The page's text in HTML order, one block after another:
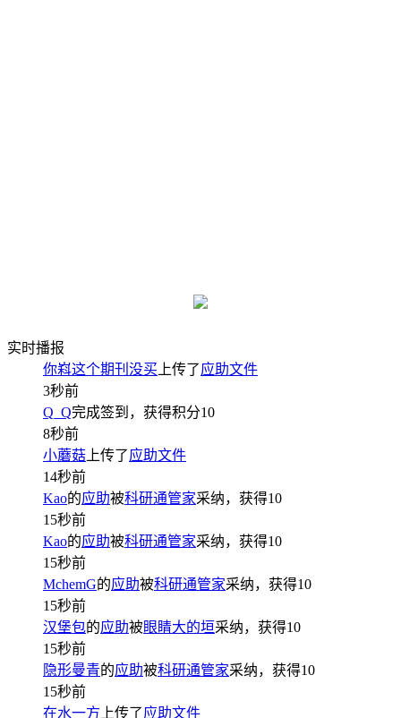
实时播报
你嵙这个期刊没买 上传了应助文件
3秒前
Q_Q完成签到，获得积分10
8秒前
小蘑菇 上传了应助文件
14秒前
Kao的应助被科研通管家采纳，获得10
15秒前
Kao的应助被科研通管家采纳，获得10
15秒前
MchemG的应助被科研通管家采纳，获得10
15秒前
汉堡包的应助被眼睛大的垣采纳，获得10
15秒前
隐形曼青的应助被科研通管家采纳，获得10
15秒前
在水一方 上传了应助文件